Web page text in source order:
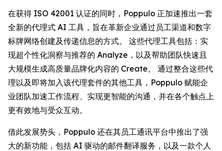
在获得 ISO 42001 认证的同时，Poppulo 正加速推出一套
全新的代理式 AI 工具，旨在革新企业通过员工渠道和数字
标牌网络创建及传递信息的方式。 这些代理工具包括：实
现超个性化洞察与推荐的 Analyze ，以及帮助团队快速且
大规模生成高质量品牌化内容的 Create。 通过整合这些代
理以及即将加入该代理套件的其他工具，Poppulo 赋能企
业团队加速工作流程、实现更智能的沟通，并在各个触点上
更有效地与受众互动。
借此发展势头，Poppulo 还在其员工通讯平台中推出了强
大的新功能，包括 AI 驱动的邮件翻译服务，以及一款个人